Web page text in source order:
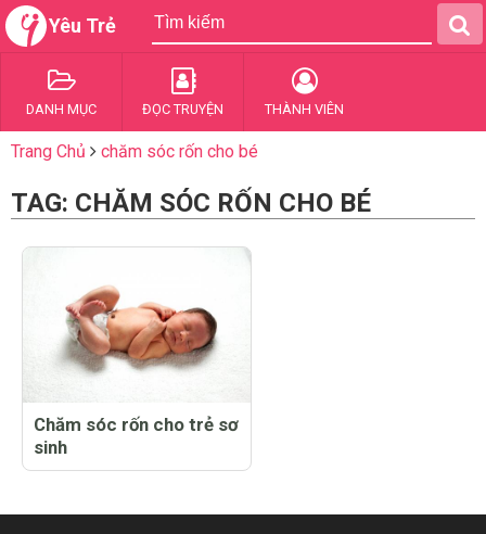
Yêu Trẻ
DANH MỤC ĐỌC TRUYỆN THÀNH VIÊN
Trang Chủ chăm sóc rốn cho bé
TAG: CHĂM SÓC RỐN CHO BÉ
Chăm sóc rốn cho trẻ sơ
sinh